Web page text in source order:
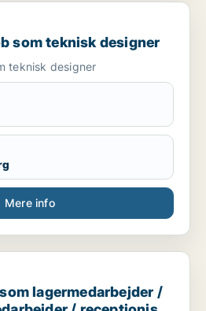
teknisk designer
som teknisk designer
teknisk designer
Mere info
/ administrativ
lagermedarbejder /